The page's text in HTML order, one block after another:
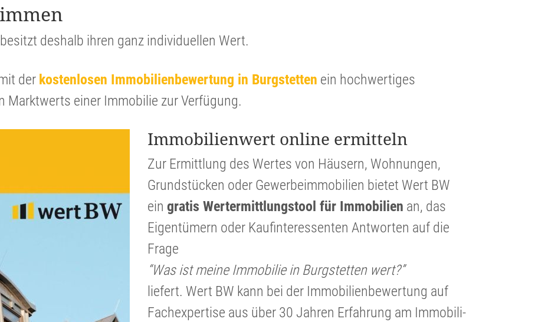
deshalb ihren ganz indivi­du­ellen Wert.
der kosten­losen Immobi­li­en­be­wer­tung in Burgstetten ein hochwer­tiges
Markt­werts einer Immobilie zur Verfügung.
Immobi­li­en­wert online ermitteln
Zur Ermitt­lung des Wertes von Häusern, Wohnungen,
Grund­stücken oder Gewer­beim­mo­bi­lien bietet Wert BW
ein gratis Werter­mitt­lungs­tool für Immobi­lien an, das
Eigen­tü­mern oder Kaufin­ter­es­senten Antworten auf die
Frage
“Was ist meine Immobilie in Burgstetten wert?”
liefert. Wert BW kann bei der Immobi­li­en­be­wer­tung auf
Fachex­per­tise aus über 30 Jahren Erfahrung am Immobi­li­